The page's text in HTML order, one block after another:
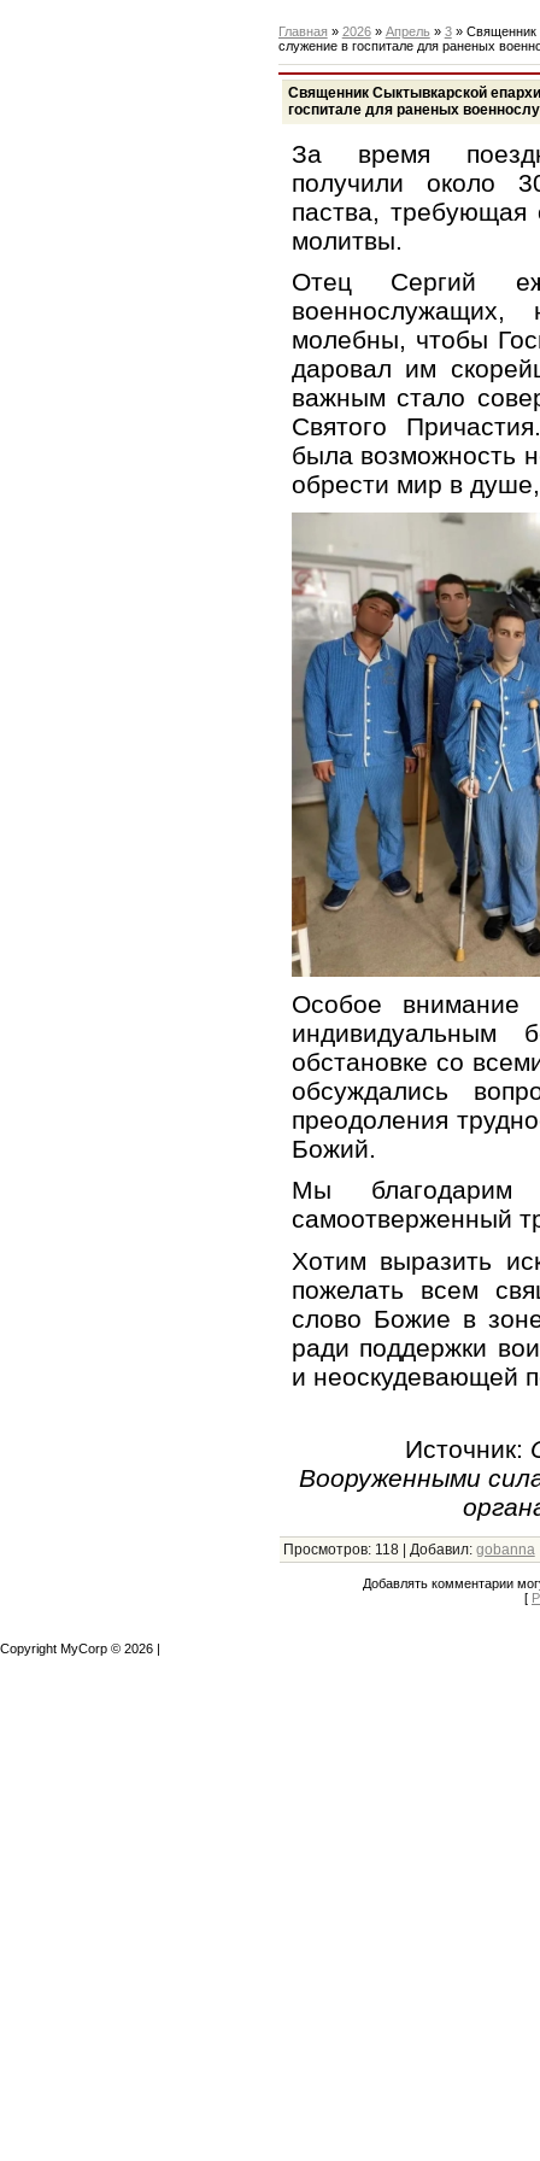
Главная » 2026 » Апрель » 3» Священник
служение в госпитале для раненых
Священник Сыктывкарской
госпитале для раненых
За время
получили около
паства, требующая
молитвы.
Отец Сергий
военнослужащих,
молебны, чтобы
даровал им
важным стало
Святого
была возможность
обрести мир в
Особое
индивидуальным
обстановке со
обсуждались
преодоления
Божий.
Мы
самоотверженный
Хотим выразить
пожелать всем
слово Божие в
ради поддержки
и неоскудевающей
Источник:
Вооруженными
Просмотров: 118| Добавил: gobanna
Добавлять комментарии
[
Copyright MyCorp © 2026 |